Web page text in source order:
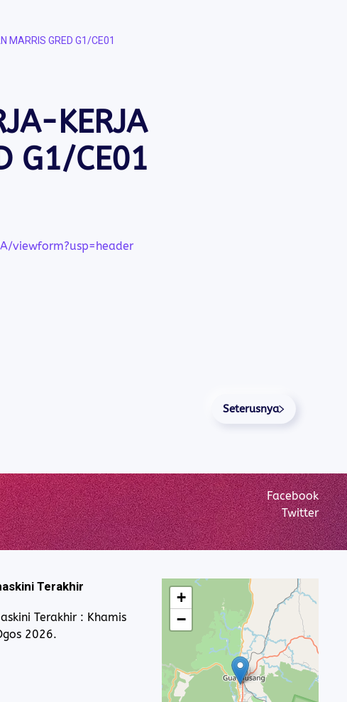
MARRIS GRED G1/CE01
KERJA
G1/CE01
viewform?usp=header
Seterusnya
Facebook
Twitter
Terakhir
Terakhir : Khamis
2026.
+
−